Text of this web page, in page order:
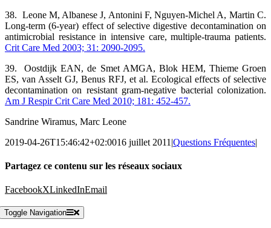
38. Leone M, Albanese J, Antonini F, Nguyen-Michel A, Martin C.
Long-term (6-year) effect of selective digestive decontamination on
antimicrobial resistance in intensive care, multiple-trauma patients.
Crit Care Med 2003; 31: 2090-2095.
39. Oostdijk EAN, de Smet AMGA, Blok HEM, Thieme Groen
ES, van Asselt GJ, Benus RFJ, et al. Ecological effects of selective
decontamination on resistant gram-negative bacterial colonization.
Am J Respir Crit Care Med 2010; 181: 452-457.
Sandrine Wiramus, Marc Leone
2019-04-26T15:46:42+02:0016 juillet 2011 |Questions Fréquentes|
Partagez ce contenu sur les réseaux sociaux
FacebookXLinkedInEmail
Toggle Navigation